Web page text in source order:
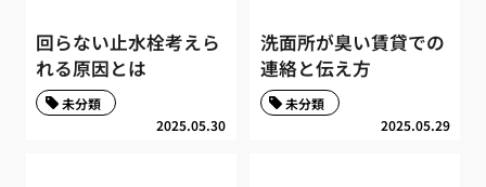
回らない止水栓考えら
れる原因とは
2025.05.30
未分類
洗面所が臭い賃貸での
連絡と伝え方
2025.05.29
未分類